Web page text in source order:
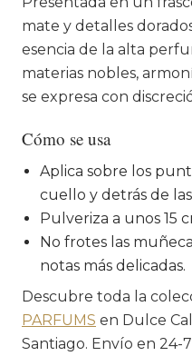
mate y detalles
esencia de la alta
materias nobles,
se expresa con
Cómo se usa
Aplica sobre los
cuello y detrás de
Pulveriza a unos 15
No frotes las
notas más delicadas.
Descubre toda la
PARFUMS en Dulce
Santiago. Envío en 24-